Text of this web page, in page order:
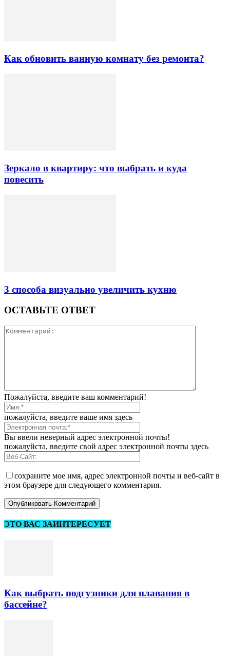
Как обновить ванную комнату без ремонта?
Зеркало в квартиру: что выбрать и куда
повесить
3 способа визуально увеличить кухню
ОСТАВЬТЕ ОТВЕТ
Пожалуйста, введите ваш комментарий!
пожалуйста, введите ваше имя здесь
Вы ввели неверный адрес электронной почты!
пожалуйста, введите свой адрес электронной почты здесь
сохраните мое имя, адрес электронной почты и веб-сайт в
этом браузере для следующего комментария.
ЭТО ВАС ЗАИНТЕРЕСУЕТ
Как выбрать подгузники для плавания в
бассейне?